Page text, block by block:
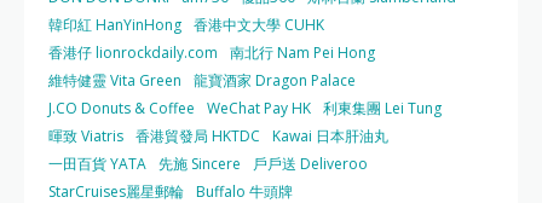
韓印紅 HanYinHong 香港中文大學 CUHK
香港仔 lionrockdaily.com
南北行 Nam Pei Hong
維特健靈 Vita Green
龍寶酒家 Dragon Palace
J.CO Donuts & Coffee
WeChat Pay HK 利東集團 Lei Tung
暉致 Viatris 香港貿發局 HKTDC
Kawai 日本肝油丸
一田百貨 YATA 先施 Sincere
戶戶送 Deliveroo
StarCruises麗星郵輪 Buffalo 牛頭牌